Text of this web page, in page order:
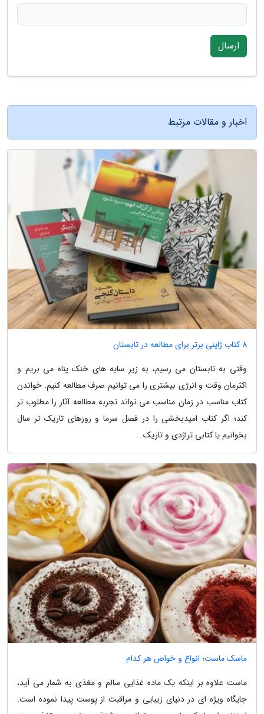
ارسال
اخبار و مقالات مرتبط
8 کتاب ژاپنی برتر برای مطالعه در تابستان
وقتی به تابستان می رسیم، به زیر سایه های خنک پناه می بریم و
اکثرمان وقت و انرژی بیشتری را می توانیم صرف مطالعه کنیم. خواندن
کتاب مناسب در زمان مناسب می تواند تجربه مطالعه آثار را مطلوب تر
کند؛ اگر کتاب امیدبخشی را در فصل سرما و روزهای تاریک تر سال
بخوانیم یا کتابی تراژدی و تاریک...
ماسک ماست؛ انواع و خواص هر کدام
ماست علاوه بر اینکه یک ماده غذایی سالم و مغذی به شمار می آید،
جایگاه ویژه ای در دنیای زیبایی و مراقبت از پوست پیدا نموده است.